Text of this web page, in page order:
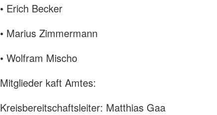
• Erich Becker
• Marius Zimmermann
• Wolfram Mischo
Mitglieder kaft Amtes:
Kreisbereitschaftsleiter: Matthias Gaa